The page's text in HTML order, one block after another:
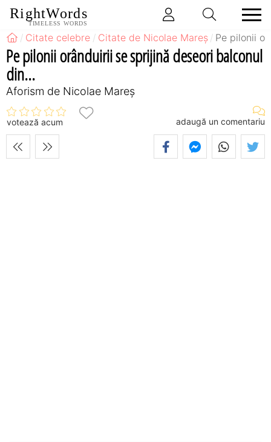
RightWords
TIMELESS WORDS
Citate celebre Citate de Nicolae Mareș Pe pilonii
Pe pilonii orânduirii se sprijină deseori balconul
din...
Aforism de Nicolae Mareș
votează acum adaugă un comentariu